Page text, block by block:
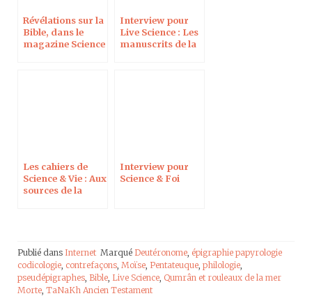
Révélations sur la
Bible, dans le
magazine Science
Interview pour
Live Science : Les
manuscrits de la
Les cahiers de
Science & Vie : Aux
sources de la
Interview pour
Science & Foi
Publié dans Internet Marqué Deutéronome, épigraphie papyrologie
codicologie, contrefaçons, Moïse, Pentateuque, philologie,
pseudépigraphes, Bible, Live Science, Qumrân et rouleaux de la mer
Morte, TaNaKh Ancien Testament